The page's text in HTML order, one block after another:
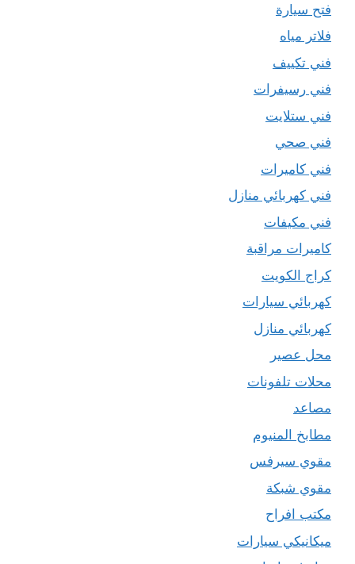
فتح سيارة
فلاتر مياه
فني تكييف
فني رسيفرات
فني ستلايت
فني صحي
فني كاميرات
فني كهربائي منازل
فني مكيفات
كاميرات مراقبة
كراج الكويت
كهربائي سيارات
كهربائي منازل
محل عصير
محلات تلفونات
مصاعد
مطابخ المنيوم
مقوي سيرفس
مقوي شبكة
مكتب افراح
ميكانيكي سيارات